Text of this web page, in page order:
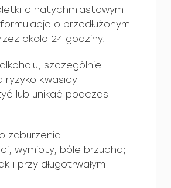
o natychmiastowym
o przedłużonym
około 24 godziny.
szczególnie
ryzyko kwasicy
lub unikać podczas
zaburzenia
wymioty, bóle brzucha;
i przy długotrwałym